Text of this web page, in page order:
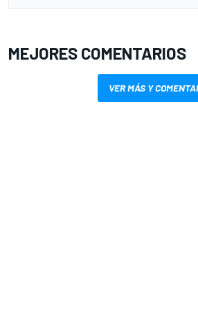
MEJORES COMENTARIOS
VER MÁS Y